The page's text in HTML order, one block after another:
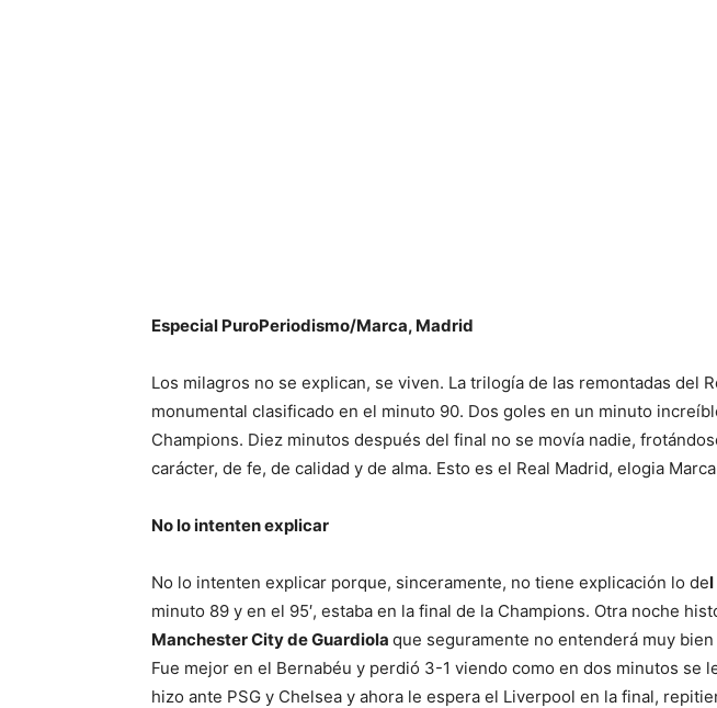
Especial PuroPeriodismo/Marca, Madrid
Los milagros no se explican, se viven. La trilogía de las remontadas
monumental clasificado en el minuto 90. Dos goles en un minuto
Champions. Diez minutos después del final no se movía nadie,
carácter, de fe, de calidad y de alma. Esto es el Real Madrid, elogia
No lo intenten explicar
No lo intenten explicar porque, sinceramente, no tiene explicación lo del
minuto 89 y en el 95′, estaba en la final de la Champions. Otra noche
Manchester City de Guardiola que seguramente no entenderá muy
Fue mejor en el Bernabéu y perdió 3-1 viendo como en dos minutos se
hizo ante PSG y Chelsea y ahora le espera el Liverpool en la final,